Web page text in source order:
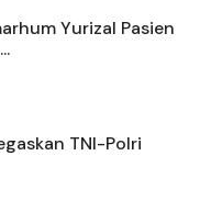
Yurizal Pasien
TNI-Polri